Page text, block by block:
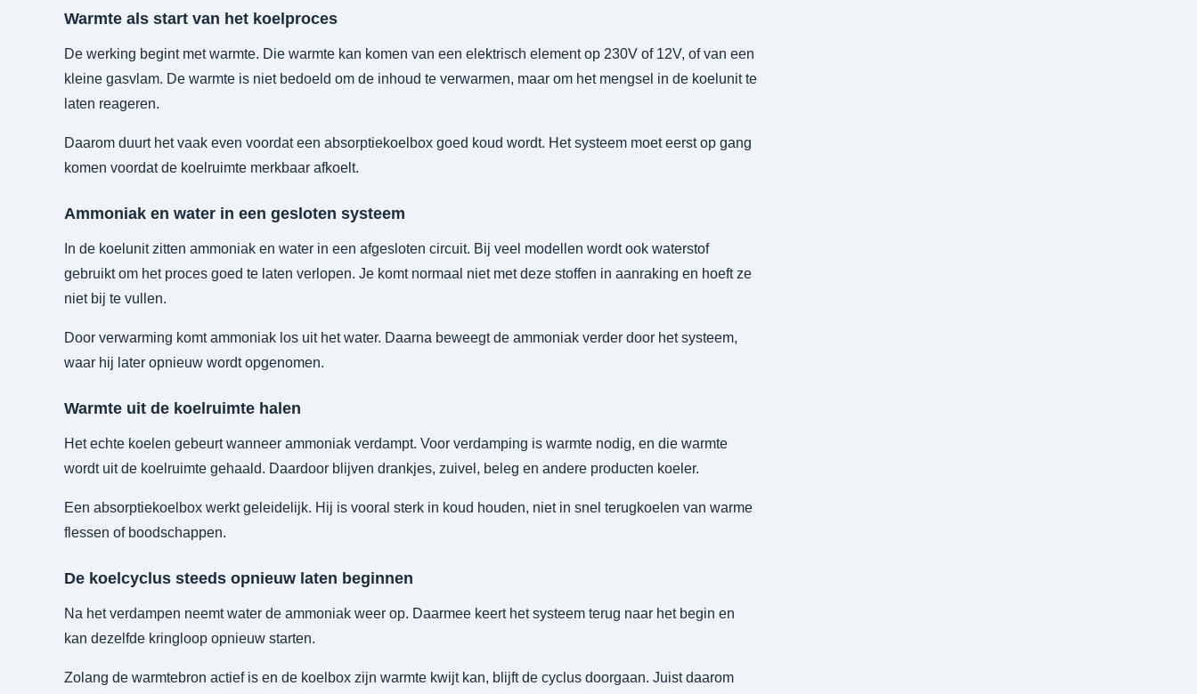
Warmte als start van het koelproces
De werking begint met warmte. Die warmte kan komen van een elektrisch element op 230V of 12V, of van een
kleine gasvlam. De warmte is niet bedoeld om de inhoud te verwarmen, maar om het mengsel in de koelunit te
laten reageren.
Daarom duurt het vaak even voordat een absorptiekoelbox goed koud wordt. Het systeem moet eerst op gang
komen voordat de koelruimte merkbaar afkoelt.
Ammoniak en water in een gesloten systeem
In de koelunit zitten ammoniak en water in een afgesloten circuit. Bij veel modellen wordt ook waterstof
gebruikt om het proces goed te laten verlopen. Je komt normaal niet met deze stoffen in aanraking en hoeft ze
niet bij te vullen.
Door verwarming komt ammoniak los uit het water. Daarna beweegt de ammoniak verder door het systeem,
waar hij later opnieuw wordt opgenomen.
Warmte uit de koelruimte halen
Het echte koelen gebeurt wanneer ammoniak verdampt. Voor verdamping is warmte nodig, en die warmte
wordt uit de koelruimte gehaald. Daardoor blijven drankjes, zuivel, beleg en andere producten koeler.
Een absorptiekoelbox werkt geleidelijk. Hij is vooral sterk in koud houden, niet in snel terugkoelen van warme
flessen of boodschappen.
De koelcyclus steeds opnieuw laten beginnen
Na het verdampen neemt water de ammoniak weer op. Daarmee keert het systeem terug naar het begin en
kan dezelfde kringloop opnieuw starten.
Zolang de warmtebron actief is en de koelbox zijn warmte kwijt kan, blijft de cyclus doorgaan. Juist daarom